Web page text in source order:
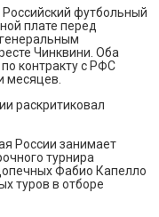
футбольный
плате перед
Чинквини. Оба
контракту с РФС
месяцев.
раскритиковал
России занимает
турнира
Фабио Капелло
туров в отборе